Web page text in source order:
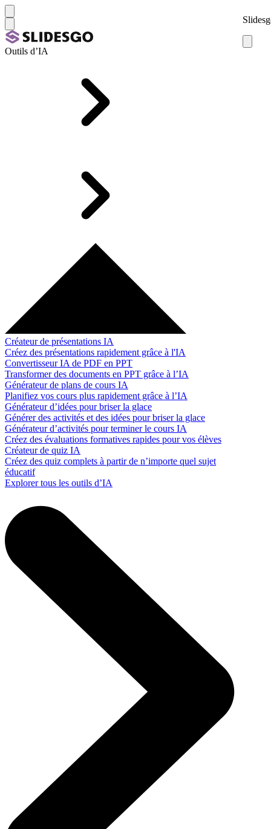
Outils d’IA
Créateur de présentations IA
Créez des présentations rapidement grâce à l'IA
Convertisseur IA de PDF en PPT
Transformer des documents en PPT grâce à l’IA
Générateur de plans de cours IA
Planifiez vos cours plus rapidement grâce à l’IA
Générateur d’idées pour briser la glace
Générer des activités et des idées pour briser la glace
Générateur d’activités pour terminer le cours IA
Créez des évaluations formatives rapides pour vos élèves
Créateur de quiz IA
Créez des quiz complets à partir de n’importe quel sujet
éducatif
Explorer tous les outils d’IA